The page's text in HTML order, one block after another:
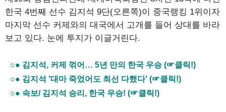
한국 4번째 선수 김지석 9단(오른쪽)이 중국랭킹 1위이자
마지막 선수 커제와의 대국에서 고개를 들어 상대를 바라
보고 있다. 눈에 투지가 이글거린다.
○● 김지석, 커제 꺾어… 5년 만의 한국 우승 (☞클릭!)
○● 김지석 '대마 죽었어도 최선 다했다' (☞클릭!)
○● 속보/ 김지석 승리, 한국 우승! (☞클릭!)